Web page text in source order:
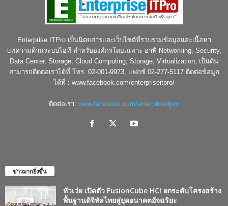
Enterprise ITPro เป็นนิตยสารและเว็บไซต์ที่รวบรวมข้อมูลและเนื้อหา
บทความด้านระบบไอที สำหรับองค์กรโดยเฉพาะ อาทิ Networking, Security,
Data Center, Storage, Cloud Computing, Storage, Virtualization, เป็นต้น
สามารถติดต่อเราได้ที่ โทร. 02-001-9973, แฟกซ์ 02-277-5117 ติดต่อข้อมูล
ได้ที่ : www.facebook.com/enterpriseitpro/
ติดต่อเรา: www.facebook.com/enterpriseitpro
ข่าวมากยิ่งขึ้น
หัวเว่ย เปิดตัว FusionCube HCI ยกระดับโครงสร้าง
พื้นฐานดิจิทัลไทยสู่ยุคอนาคตอัจฉริยะ